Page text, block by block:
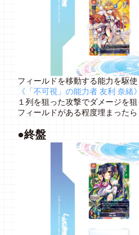
フィールドを移動する能力を駆
《「不可視」の能力者 友利 奈緒》
１列を狙った攻撃でダメージを狙
フィールドがある程度埋まった
●終盤